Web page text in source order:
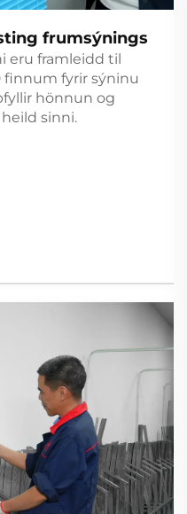
frumsýnings
eru framleidd til
finnum fyrir sýninu
hönnun og
sinni.